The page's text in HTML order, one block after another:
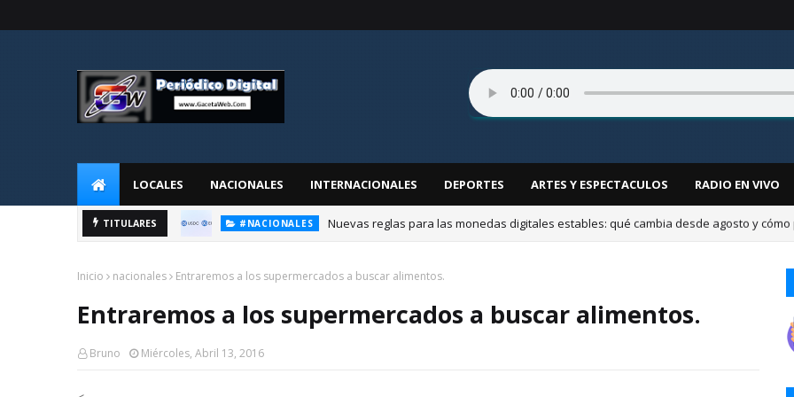
LOCALES NACIONALES INTERNACIONALES DEPORTES ARTES Y ESPECTACULOS RADIO EN VIVO
TITULARES LOCALES Fernando de la Mora: Comisión de Diputados aprueba modificar cesión de inmueble del
Inicio nacionales Entraremos a los supermercados a buscar alimentos.
Entraremos a los supermercados a buscar alimentos.
Bruno Miércoles, Abril 13, 2016